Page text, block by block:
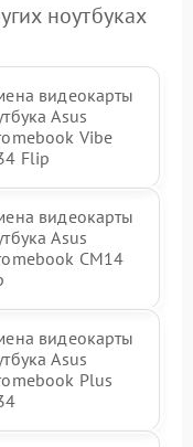
ноутбуках
видеокарты
Asus
Vibe
Flip
видеокарты
Asus
CM14
видеокарты
Asus
Plus